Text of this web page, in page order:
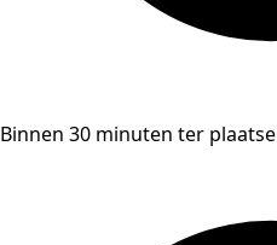
Binnen 30 minuten ter plaatse